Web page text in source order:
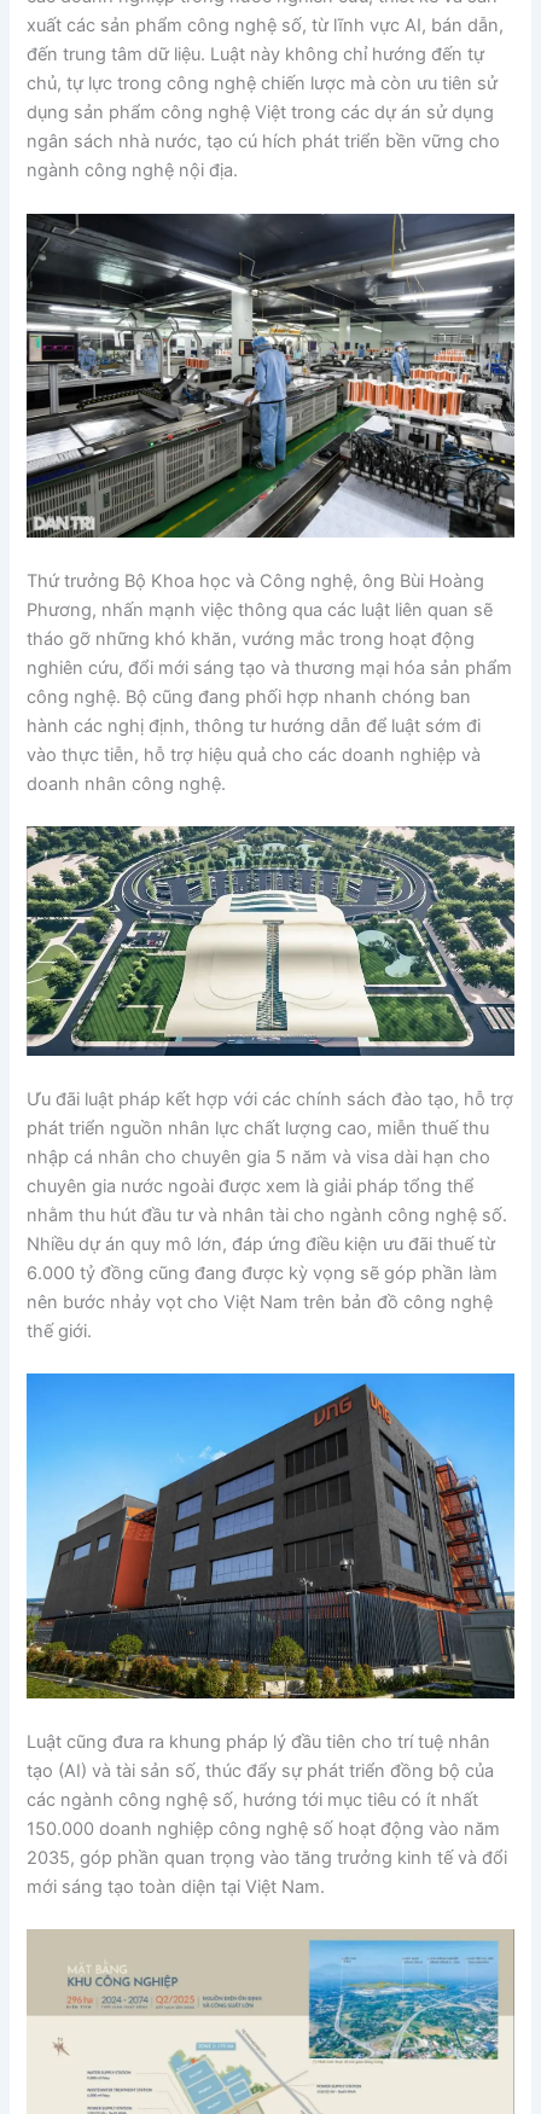
xuất các sản phẩm công nghệ số, từ lĩnh vực AI, bán dẫn,
đến trung tâm dữ liệu. Luật này không chỉ hướng đến tự
chủ, tự lực trong công nghệ chiến lược mà còn ưu tiên sử
dụng sản phẩm công nghệ Việt trong các dự án sử dụng
ngân sách nhà nước, tạo cú hích phát triển bền vững cho
ngành công nghệ nội địa.
Thứ trưởng Bộ Khoa học và Công nghệ, ông Bùi Hoàng
Phương, nhấn mạnh việc thông qua các luật liên quan sẽ
tháo gỡ những khó khăn, vướng mắc trong hoạt động
nghiên cứu, đổi mới sáng tạo và thương mại hóa sản phẩm
công nghệ. Bộ cũng đang phối hợp nhanh chóng ban
hành các nghị định, thông tư hướng dẫn để luật sớm đi
vào thực tiễn, hỗ trợ hiệu quả cho các doanh nghiệp và
doanh nhân công nghệ.
Ưu đãi luật pháp kết hợp với các chính sách đào tạo, hỗ trợ
phát triển nguồn nhân lực chất lượng cao, miễn thuế thu
nhập cá nhân cho chuyên gia 5 năm và visa dài hạn cho
chuyên gia nước ngoài được xem là giải pháp tổng thể
nhằm thu hút đầu tư và nhân tài cho ngành công nghệ số.
Nhiều dự án quy mô lớn, đáp ứng điều kiện ưu đãi thuế từ
6.000 tỷ đồng cũng đang được kỳ vọng sẽ góp phần làm
nên bước nhảy vọt cho Việt Nam trên bản đồ công nghệ
thế giới.
Luật cũng đưa ra khung pháp lý đầu tiên cho trí tuệ nhân
tạo (AI) và tài sản số, thúc đẩy sự phát triển đồng bộ của
các ngành công nghệ số, hướng tới mục tiêu có ít nhất
150.000 doanh nghiệp công nghệ số hoạt động vào năm
2035, góp phần quan trọng vào tăng trưởng kinh tế và đổi
mới sáng tạo toàn diện tại Việt Nam.